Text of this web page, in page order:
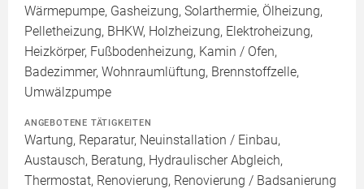
Wärmepumpe, Gasheizung, Solarthermie, Ölheizung,
Pelletheizung, BHKW, Holzheizung, Elektroheizung,
Heizkörper, Fußbodenheizung, Kamin / Ofen,
Badezimmer, Wohnraumlüftung, Brennstoffzelle,
Umwälzpumpe
ANGEBOTENE TÄTIGKEITEN
Wartung, Reparatur, Neuinstallation / Einbau,
Austausch, Beratung, Hydraulischer Abgleich,
Thermostat, Renovierung, Renovierung / Badsanierung